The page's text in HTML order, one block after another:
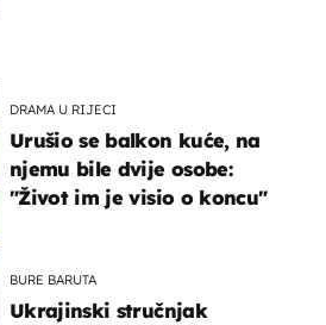
DRAMA U RIJECI
Urušio se balkon kuće, na
njemu bile dvije osobe:
"Život im je visio o koncu"
BURE BARUTA
Ukrajinski stručnjak